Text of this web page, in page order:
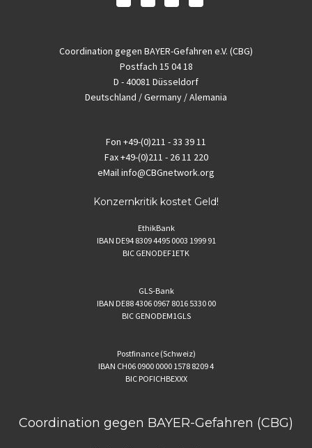
Coordination gegen BAYER-Gefahren e.V. (CBG)
Postfach 15 04 18
D - 40081 Düsseldorf
Deutschland / Germany / Alemania
Fon +49-(0)211 - 33 39 11
Fax+49-(0)211 - 26 11 220
eMailinfo@CBGnetwork.org
Konzernkritik kostet Geld!
EthikBank
IBAN DE94 8309 4495 0003 1999 91
BIC GENODEF1ETK
GLS-Bank
IBAN DE88 4306 0967 8016 5330 00
BIC GENODEM1GLS
Postfinance (Schweiz)
IBAN CH06 0900 0000 1578 8209 4
BIC POFICHBEXXX
Coordination gegen BAYER-Gefahren (CBG)